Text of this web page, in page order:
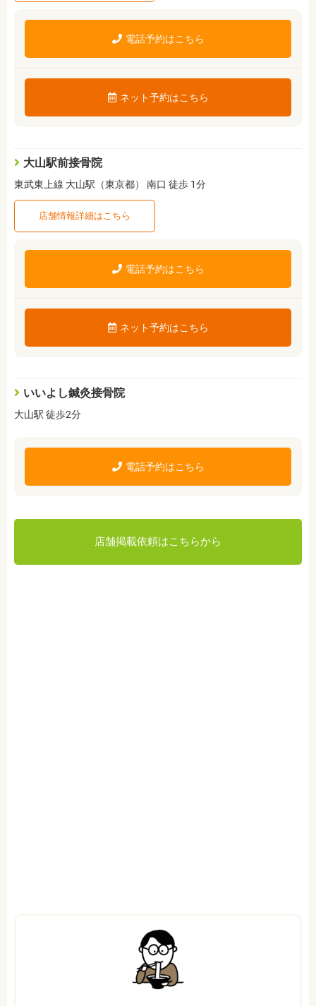
電話予約はこちら
ネット予約はこちら
大山駅前接骨院
東武東上線 大山駅（東京都） 南口 徒歩 1分
店舗情報詳細はこちら
電話予約はこちら
ネット予約はこちら
いいよし鍼灸接骨院
大山駅 徒歩2分
電話予約はこちら
店舗掲載依頼はこちらから